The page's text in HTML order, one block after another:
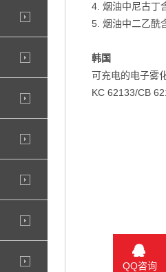
4. 烟油中尼古丁
5. 烟油中二乙酰
韩国
可充电的电子雾
KC 62133/CB
QQ咨询